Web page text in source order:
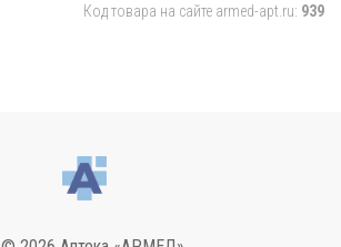
Код товара на сайте armed-apt.ru: 939